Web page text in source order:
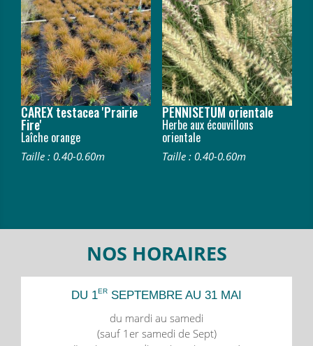
CAREX testacea 'Prairie
Fire'
Laîche orange
Taille : 0.40-0.60m
PENNISETUM orientale
Herbe aux écouvillons
orientale
Taille : 0.40-0.60m
NOS HORAIRES
DU 1ER SEPTEMBRE AU 31 MAI
du mardi au samedi
(sauf 1er samedi de Sept)